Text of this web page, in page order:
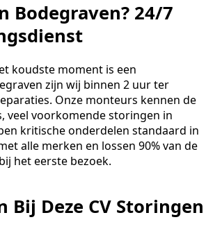
Bodegraven? 24/7
koudste moment is een
zijn wij binnen 2 uur ter
Onze monteurs kennen de
veel voorkomende storingen in
kritische onderdelen standaard in
alle merken en lossen 90% van de
het eerste bezoek.
Bij Deze CV Storingen